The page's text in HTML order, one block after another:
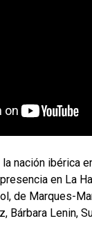
nación ibérica
en La
de Marques-
Bárbara Lenin,